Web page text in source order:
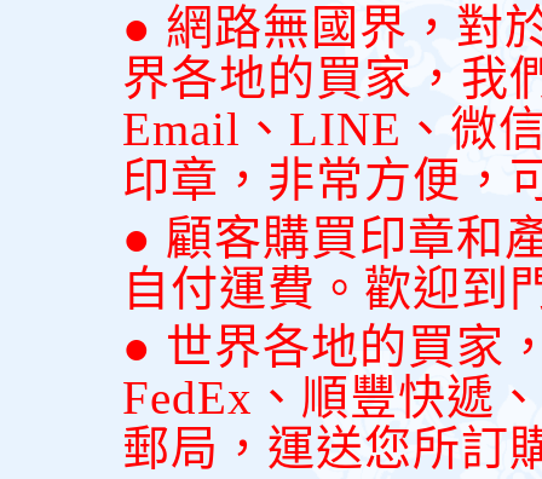
● 網路無國界，對
界各地的買家，我
Email、LINE、微
印章，非常方便，
● 顧客購買印章和
自付運費。歡迎到
● 世界各地的買家
FedEx、順豐快遞
郵局，運送您所訂